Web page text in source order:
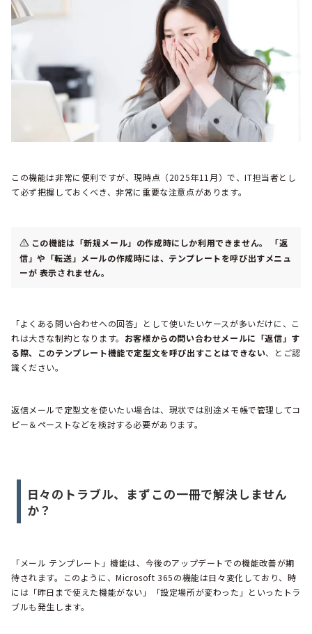
この機能は非常に便利ですが、現時点（2025年11月）で、IT担当者とし
て必ず把握しておくべき、非常に重要な注意点があります。
この機能は「新規メール」の作成時にしか利用できません。
「返
信」や「転送」メールの作成時には、テンプレートを呼び出すメニュ
ーが 表示されません。
「よくある問い合わせへの回答」として使いたいケースが多いだけに、こ
れは大きな制約となります。 お客様からの問い合わせメールに「返信」す
る際、このテンプレート機能で定型文を呼び出すことはできない、とご認
識ください。
返信メールで定型文を使いたい場合は、現状では別途メモ帳で管理してコ
ピー＆ペーストなどを検討する必要があります。
日々のトラブル、まずこの一冊で解決しません
か？
「メール テンプレート」機能は、今後のアップデートでの機能改善が期
待されます。このように、Microsoft 365の機能は日々変化しており、時
には「昨日まで使えた機能がない」「設定場所が変わった」といったトラ
ブルも発生します。